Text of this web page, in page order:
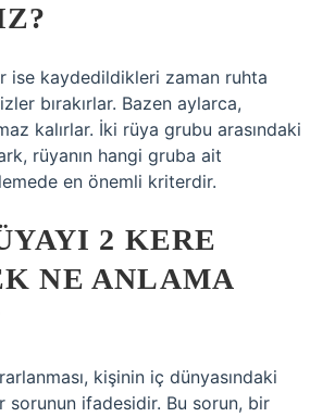
ise kaydedildikleri zaman ruhta
bırakırlar. Bazen aylarca,
kalırlar. İki rüya grubu arasındaki
rüyanın hangi gruba ait
en önemli kriterdir.
2 KERE
NE ANLAMA
kişinin iç dünyasındaki
sorunun ifadesidir. Bu sorun, bir